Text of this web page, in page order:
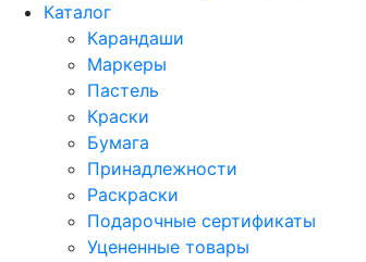
Каталог
Карандаши
Маркеры
Пастель
Краски
Бумага
Принадлежности
Раскраски
Подарочные сертификаты
Уцененные товары